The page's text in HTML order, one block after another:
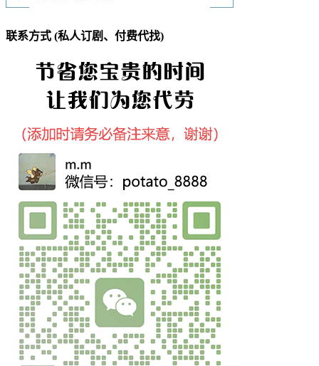
联系方式 (私人订剧、付费代找)